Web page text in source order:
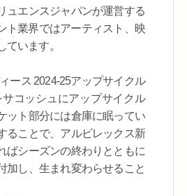
ュエンスジャパンが運営する
ト業界ではアーティスト、映
います。
ース 2024-25アップサイクル
コッシュにアップサイクル
ット部分には倉庫に眠ってい
ることで、アルビレックス新
ばシーズンの終わりとともに
加し、生まれ変わらせること